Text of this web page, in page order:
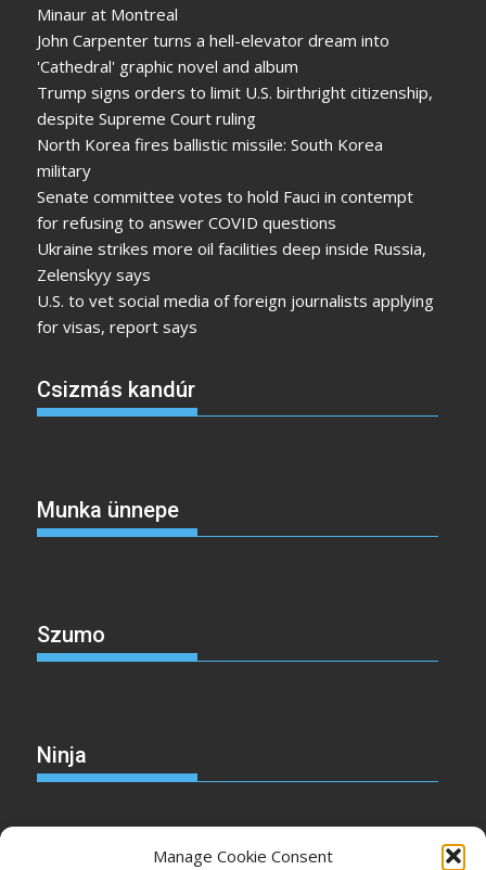
Manage Cookie Consent
Minaur at Montreal
John Carpenter turns a hell-elevator dream into
'Cathedral' graphic novel and album
Trump signs orders to limit U.S. birthright citizenship,
despite Supreme Court ruling
North Korea fires ballistic missile: South Korea
military
Senate committee votes to hold Fauci in contempt
for refusing to answer COVID questions
Ukraine strikes more oil facilities deep inside Russia,
Zelenskyy says
U.S. to vet social media of foreign journalists applying
for visas, report says
Csizmás kandúr
Munka ünnepe
Szumo
Ninja